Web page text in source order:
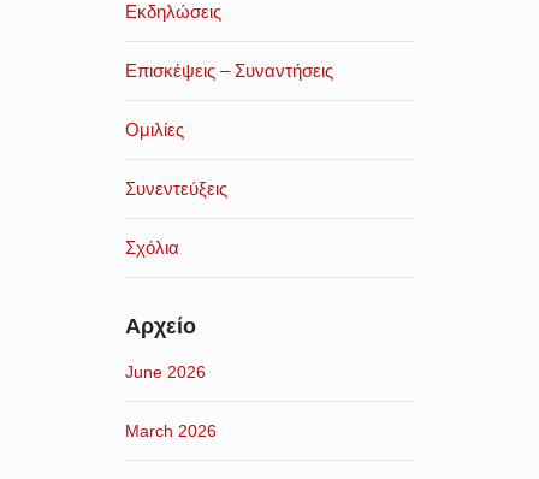
Εκδηλώσεις
Επισκέψεις – Συναντήσεις
Ομιλίες
Συνεντεύξεις
Σχόλια
Αρχείο
June 2026
March 2026